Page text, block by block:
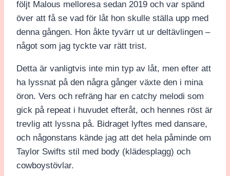
följt Malous melloresa sedan 2019 och var spänd
över att få se vad för låt hon skulle ställa upp med
denna gången. Hon åkte tyvärr ut ur deltävlingen –
något som jag tyckte var rätt trist.
Detta är vanligtvis inte min typ av låt, men efter att
ha lyssnat på den några gånger växte den i mina
öron. Vers och refräng har en catchy melodi som
gick på repeat i huvudet efteråt, och hennes röst är
trevlig att lyssna på. Bidraget lyftes med dansare,
och någonstans kände jag att det hela påminde om
Taylor Swifts stil med body (klädesplagg) och
cowboystövlar.